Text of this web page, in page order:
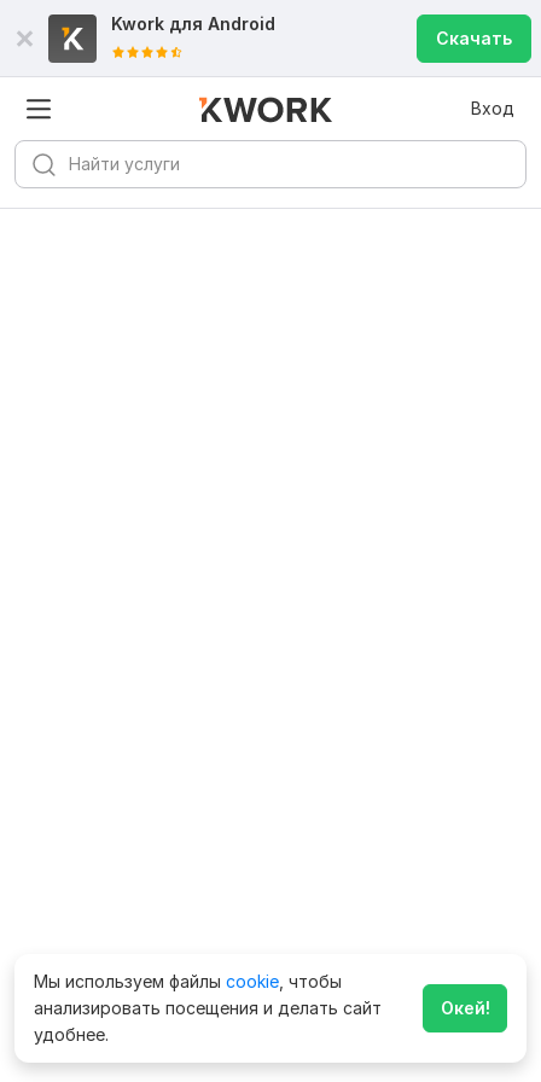
Kwork для Android
Скачать
Вход
Мы используем файлы cookie , чтобы
анализировать посещения и делать сайт
удобнее.
Окей!